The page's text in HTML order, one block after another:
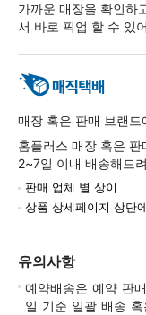
가까운 매장을 확인하
서 바로 픽업 할 수 있
매장 혹은 판매 브랜드
홈플러스 매장 혹은
2~7일 이내 배송해드
판매 업체 별 상이
상품 상세페이지 상단
유의사항
예약배송은 예약 판
일 기준 일괄 배송